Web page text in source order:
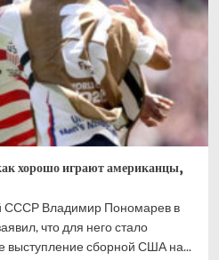
хорошо играют американцы,
СССР Владимир Пономарев в
что для него стало
выступление сборной США на...